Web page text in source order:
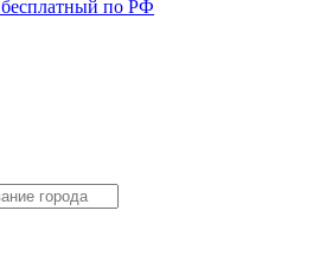
по РФ